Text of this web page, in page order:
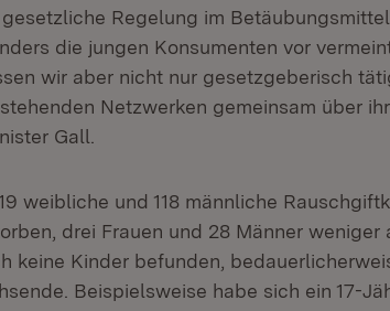
Regelung im
die jungen Konsumenten vor
wir aber nicht nur gesetzgeberisch
Netzwerken gemeinsam über
Gall.
weibliche und 118 männliche
drei Frauen und 28 Männer weniger
keine Kinder befunden,
Beispielsweise habe sich ein 17-